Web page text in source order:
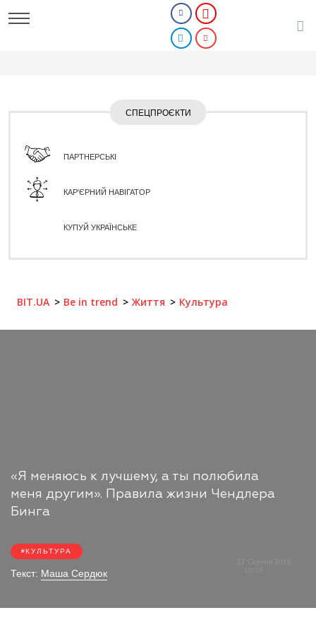
СПЕЦПРОЄКТИ
ПАРТНЕРСЬКІ
КАР'ЄРНИЙ НАВІГАТОР
КУПУЙ УКРАЇНСЬКЕ
BIT.UA Be in trend Життя Культура
«Я меняюсь к лучшему, а ты полюбила
меня другим». Правила жизни Чендлера
Бинга
КУЛЬТУРА
Текст: Маша Сердюк
27 Серпня 2018